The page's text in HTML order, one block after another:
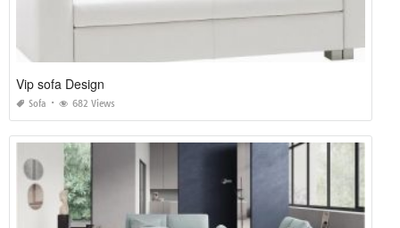
Vip sofa Design
Sofa 682 Views